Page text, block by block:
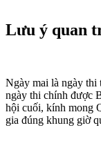
Lưu ý quan
Ngày mai là ngày thi
ngày thi chính được
hội cuối, kính mong
gia đúng khung giờ